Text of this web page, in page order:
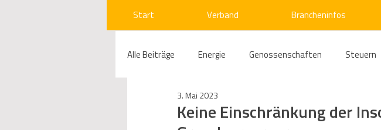
Start Verband Brancheninfos
Alle Beiträge Energie Genossenschaften Steuern
Compliance Gas
Keine Einschränkung der
3. Mai 2023